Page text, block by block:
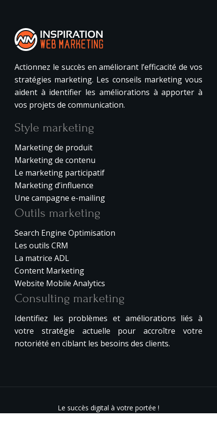
Actionnez le succès en améliorant l’efficacité de vos
stratégies marketing. Les conseils marketing vous
aident à identifier les améliorations à apporter à
vos projets de communication.
Style marketing
Marketing de produit
Marketing de contenu
Le marketing participatif
Marketing d’influence
Une campagne e-mailing
Outils marketing
Search Engine Optimisation
Les outils CRM
La matrice ADL
Content Marketing
Website Mobile Analytics
Consulting marketing
Identifiez les problèmes et améliorations liés à
votre stratégie actuelle pour accroître votre
notoriété en ciblant les besoins des clients.
Le succès digital à votre portée !